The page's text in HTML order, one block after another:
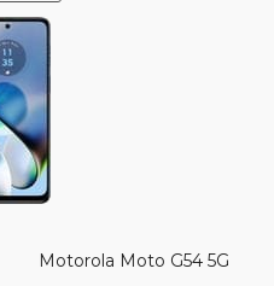
Motorola Moto G54 5G